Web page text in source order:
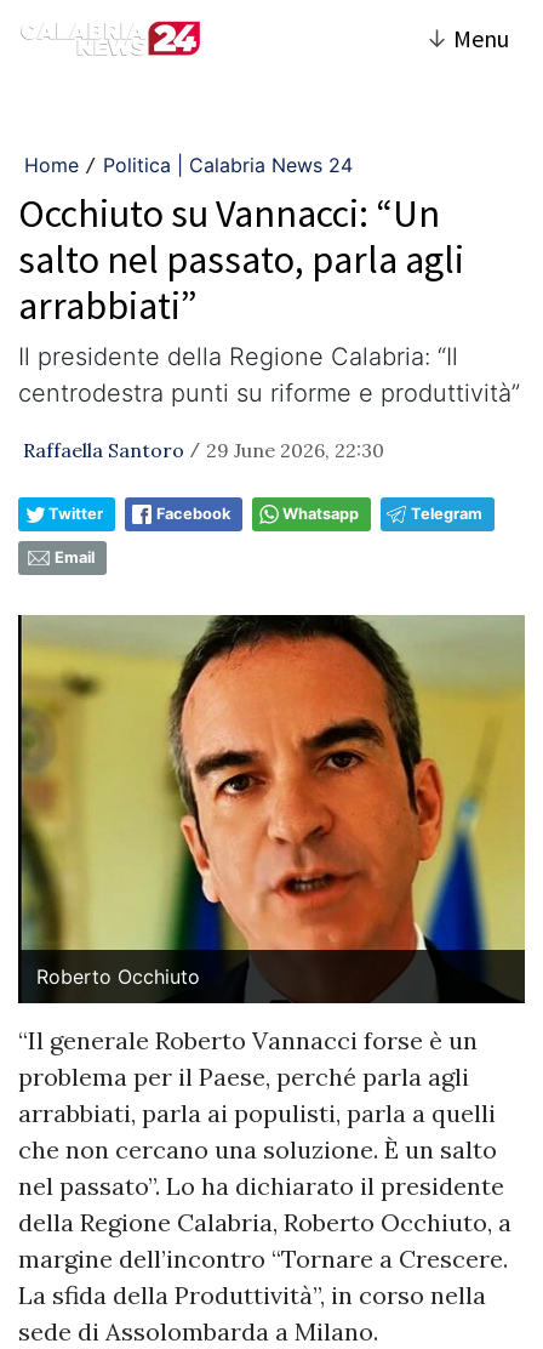
↓ Menu
Home / Politica | Calabria News 24
Occhiuto su Vannacci: “Un
salto nel passato, parla agli
arrabbiati”
Il presidente della Regione Calabria: “Il
centrodestra punti su riforme e produttività”
Raffaella Santoro / 29 June 2026, 22:30
Twitter Facebook Whatsapp Telegram
Email
Roberto Occhiuto
“Il generale Roberto Vannacci forse è un
problema per il Paese, perché parla agli
arrabbiati, parla ai populisti, parla a quelli
che non cercano una soluzione. È un salto
nel passato”. Lo ha dichiarato il presidente
della Regione Calabria, Roberto Occhiuto, a
margine dell’incontro “Tornare a Crescere.
La sfida della Produttività”, in corso nella
sede di Assolombarda a Milano.